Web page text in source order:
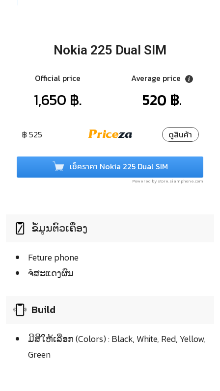
Nokia 225 Dual SIM
Official price
1,650 ฿.
Average price
520 ฿.
฿ 525 ดูสินค้า
เช็คราคา Nokia 225 Dual SIM
Powered by store.siamphone.com
ຂໍ້ມູນຕົວເຄື່ອງ
Feture phone
ຈໍໍສະແດງຜົນ
Build
ມີສີໃຫ້ເລືອກ (Colors) : Black, White, Red, Yellow,
Green